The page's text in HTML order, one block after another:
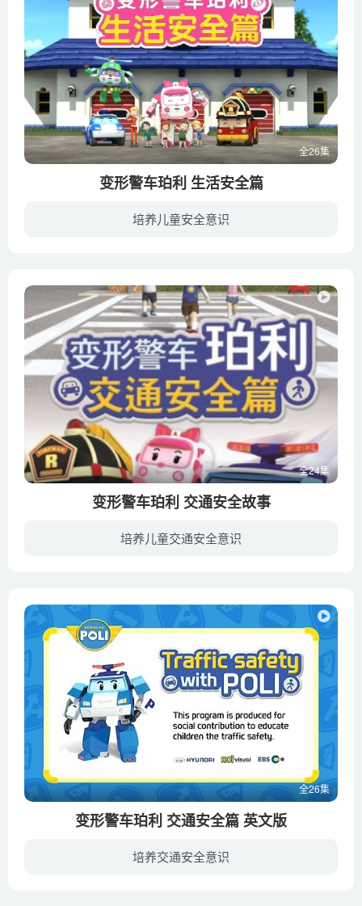
全26集
变形警车珀利 生活安全篇
培养儿童安全意识
全24集
变形警车珀利 交通安全故事
培养儿童交通安全意识
全26集
变形警车珀利 交通安全篇 英文版
培养交通安全意识